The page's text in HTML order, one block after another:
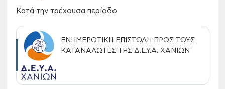
Κατά την τρέχουσα περίοδο
ΕΝΗΜΕΡΩΤΙΚΗ ΕΠΙΣΤΟΛΗ ΠΡΟΣ ΤΟΥΣ
ΚΑΤΑΝΑΛΩΤΕΣ ΤΗΣ Δ.Ε.Υ.Α. ΧΑΝΙΩΝ